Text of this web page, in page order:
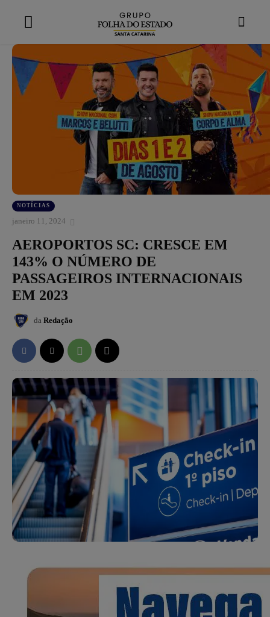
NOTÍCIAS
janeiro 11, 2024
AEROPORTOS SC: CRESCE EM
143% O NÚMERO DE
PASSAGEIROS INTERNACIONAIS
EM 2023
da Redação